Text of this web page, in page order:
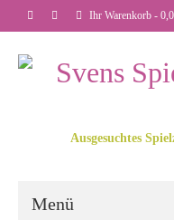
Ihr Warenkorb -
Ausgesuchtes
Menü